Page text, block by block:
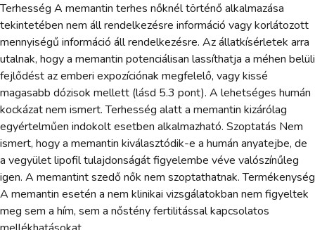
Terhesség A memantin terhes nőknél történő alkalmazása
tekintetében nem áll rendelkezésre információ vagy korlátozott
mennyiségű információ áll rendelkezésre. Az állatkísérletek arra
utalnak, hogy a memantin potenciálisan lassíthatja a méhen belüli
fejlődést az emberi expozíciónak megfelelő, vagy kissé
magasabb dózisok mellett (lásd 5.3 pont). A lehetséges humán
kockázat nem ismert. Terhesség alatt a memantin kizárólag
egyértelműen indokolt esetben alkalmazható. Szoptatás Nem
ismert, hogy a memantin kiválasztódik-e a humán anyatejbe, de
a vegyület lipofil tulajdonságát figyelembe véve valószínűleg
igen. A memantint szedő nők nem szoptathatnak. Termékenység
A memantin esetén a nem klinikai vizsgálatokban nem figyeltek
meg sem a hím, sem a nőstény fertilitással kapcsolatos